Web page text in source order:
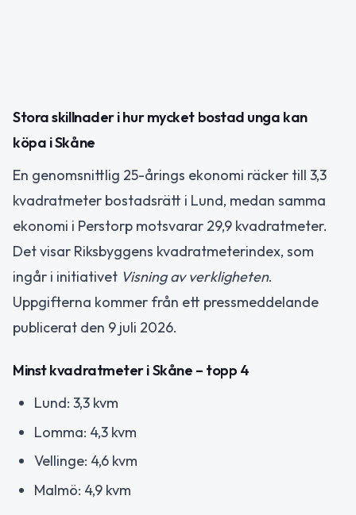
Stora skillnader i hur mycket bostad unga kan
köpa i Skåne
En genomsnittlig 25-årings ekonomi räcker till 3,3
kvadratmeter bostadsrätt i Lund, medan samma
ekonomi i Perstorp motsvarar 29,9 kvadratmeter.
Det visar Riksbyggens kvadratmeterindex, som
ingår i initiativet Visning av verkligheten.
Uppgifterna kommer från ett pressmeddelande
publicerat den 9 juli 2026.
Minst kvadratmeter i Skåne – topp 4
Lund: 3,3 kvm
Lomma: 4,3 kvm
Vellinge: 4,6 kvm
Malmö: 4,9 kvm